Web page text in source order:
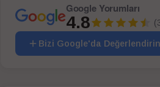
Google Yorumları
4.8
Bizi Google'da Değerlendirin